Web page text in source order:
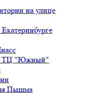
на улице
у ТЦ "Южный"
Пышма